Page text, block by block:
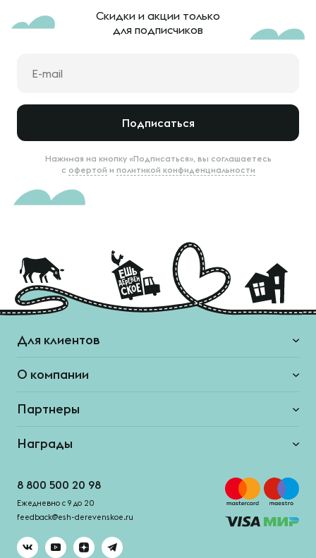
Скидки и акции только
для подписчиков
Подписаться
Нажимая на кнопку «Подписаться», вы соглашаетесь
с офертой и политикой конфиденциальности
Для клиентов
О компании
Партнеры
Награды
8 800 500 20 98
Ежедневно с 9 до 20
feedback@esh-derevenskoe.ru